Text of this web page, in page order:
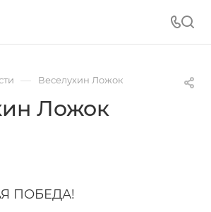
— Веселухин Ложок
Ложок
ПОБЕДА!